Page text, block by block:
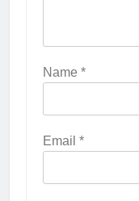
Name *
Email *